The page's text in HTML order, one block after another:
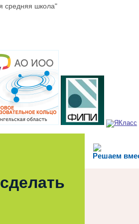
средняя школа"
Решаем